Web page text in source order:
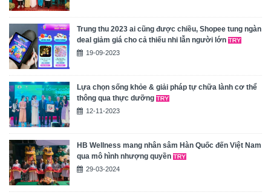
Trung thu 2023 ai cũng được chiều, Shopee tung ngàn
deal giảm giá cho cả thiếu nhi lẫn người lớn
19-09-2023
Lựa chọn sống khỏe & giải pháp tự chữa lành cơ thể
thông qua thực dưỡng
12-11-2023
HB Wellness mang nhân sâm Hàn Quốc đến Việt Nam
qua mô hình nhượng quyền
29-03-2024